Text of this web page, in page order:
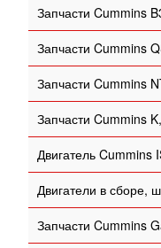
Запчасти Cummins
Запчасти Cummins
Запчасти Cummins
Запчасти Cummins
Двигатель Cummins
Двигатели в сборе,
Запчасти Cummins